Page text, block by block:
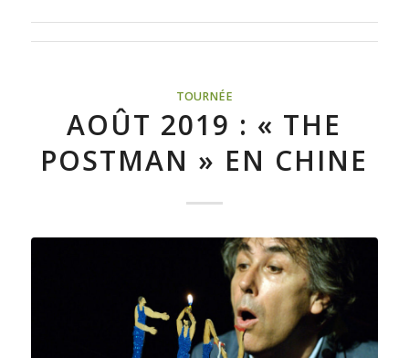
TOURNÉE
AOÛT 2019 : « THE
POSTMAN » EN CHINE